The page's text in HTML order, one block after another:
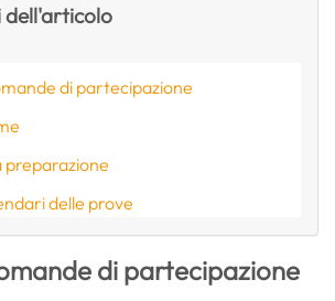
dell'articolo
di partecipazione
preparazione
delle prove
di partecipazione